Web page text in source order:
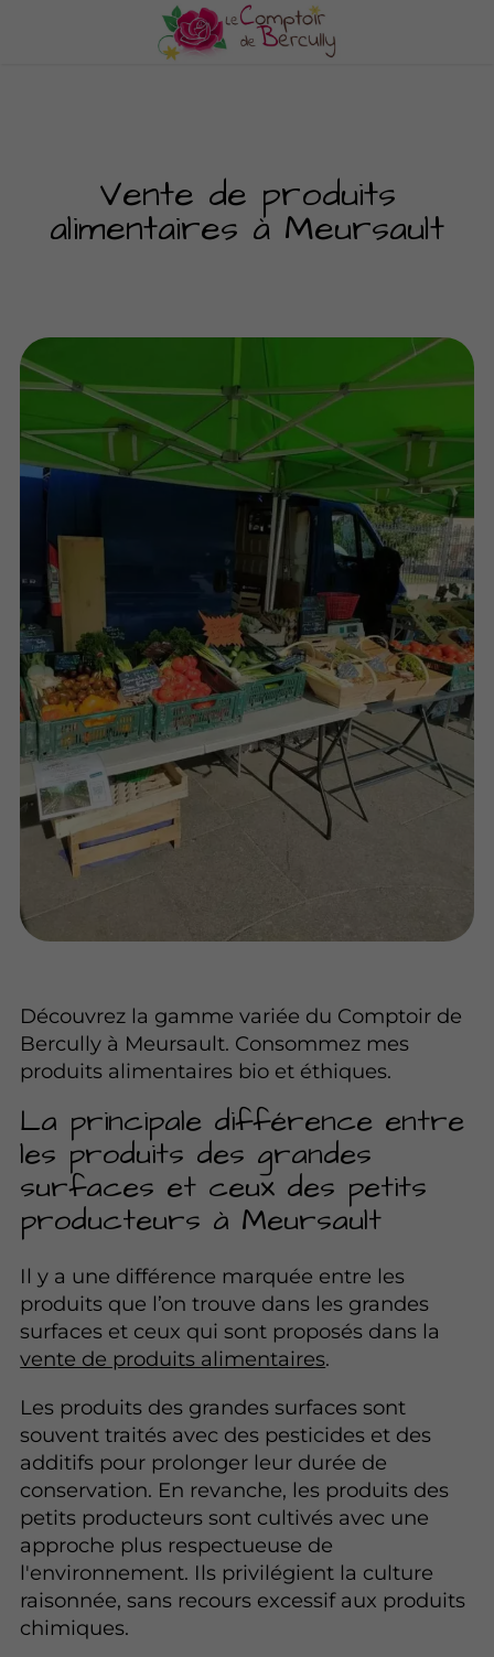
Vente de produits
alimentaires à Meursault
Découvrez la gamme variée du Comptoir de
Bercully à Meursault. Consommez mes
produits alimentaires bio et éthiques.
La principale différence entre
les produits des grandes
surfaces et ceux des petits
producteurs à Meursault
Il y a une différence marquée entre les
produits que l’on trouve dans les grandes
surfaces et ceux qui sont proposés dans la
vente de produits alimentaires.
Les produits des grandes surfaces sont
souvent traités avec des pesticides et des
additifs pour prolonger leur durée de
conservation. En revanche, les produits des
petits producteurs sont cultivés avec une
approche plus respectueuse de
l'environnement. Ils privilégient la culture
raisonnée, sans recours excessif aux produits
chimiques.